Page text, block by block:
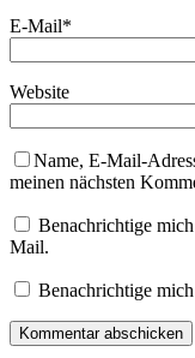
E-Mail*
Website
Name, E-Mail-
meinen nächsten
Benachrichtige
Mail.
Benachrichtige